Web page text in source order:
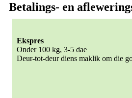
Betalings- en
Ekspres
Onder 100 kg, 3-5 dae
Deur-tot-deur diens maklik om die